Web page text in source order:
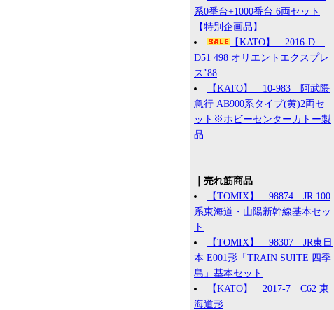
系0番台+1000番台 6両セット
【特別企画品】
【KATO】 2016-D
D51 498 オリエントエクスプレ
ス’88
【KATO】 10-983 阿武隈
急行 AB900系タイプ(黄)2両セ
ット※ホビーセンターカトー製
品
｜売れ筋商品
【TOMIX】 98874 JR 100
系東海道・山陽新幹線基本セッ
ト
【TOMIX】 98307 JR東日
本 E001形「TRAIN SUITE 四季
島」基本セット
【KATO】 2017-7 C62 東
海道形